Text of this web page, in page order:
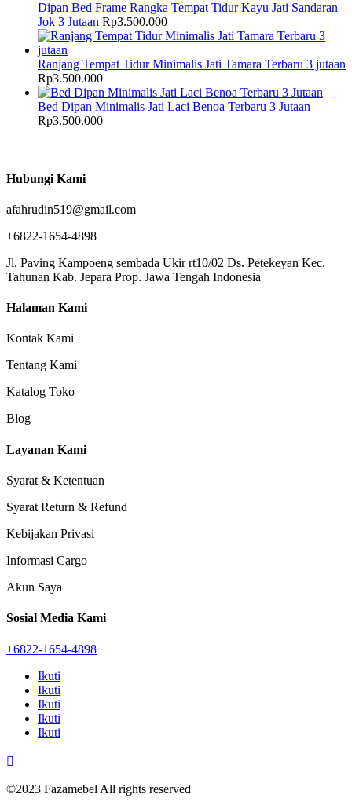
Dipan Bed Frame Rangka Tempat Tidur Kayu Jati Sandaran
Jok 3 Jutaan Rp3.500.000
Ranjang Tempat Tidur Minimalis Jati Tamara Terbaru 3 jutaan
Rp3.500.000
Bed Dipan Minimalis Jati Laci Benoa Terbaru 3 Jutaan
Rp3.500.000
Hubungi Kami
afahrudin519@gmail.com
+6822-1654-4898
Jl. Paving Kampoeng sembada Ukir rt10/02 Ds. Petekeyan Kec.
Tahunan Kab. Jepara Prop. Jawa Tengah Indonesia
Halaman Kami
Kontak Kami
Tentang Kami
Katalog Toko
Blog
Layanan Kami
Syarat & Ketentuan
Syarat Return & Refund
Kebijakan Privasi
Informasi Cargo
Akun Saya
Sosial Media Kami
+6822-1654-4898
Ikuti
Ikuti
Ikuti
Ikuti
Ikuti

©2023 Fazamebel All rights reserved